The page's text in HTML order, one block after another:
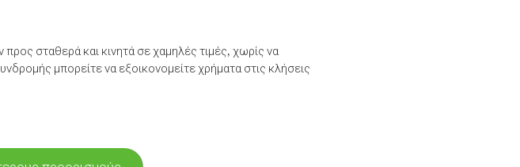
σταθερά και κινητά σε χαμηλές τιμές, χωρίς να
μπορείτε να εξοικονομείτε χρήματα στις κλήσεις